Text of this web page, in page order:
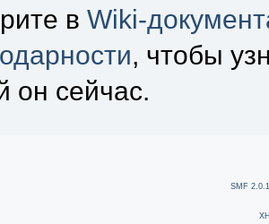
вWiki-
, чтобы
он сейчас.
SMF